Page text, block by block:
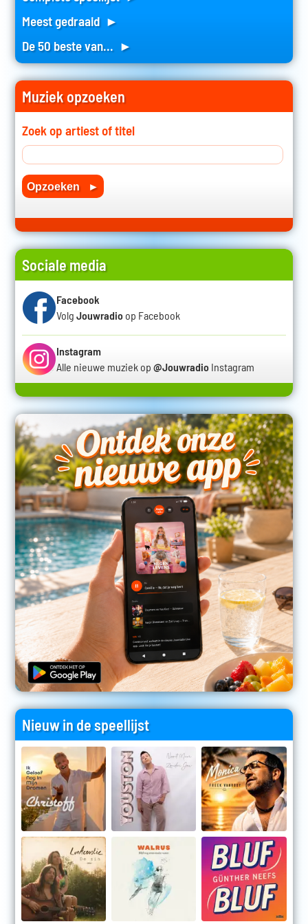
Meest gedraaid ►
De 50 beste van... ►
Muziek opzoeken
Zoek op artiest of titel
Sociale media
Facebook
Volg Jouwradioop Facebook
Instagram
Alle nieuwe muziek op @JouwradioInstagram
Nieuw in de speellijst